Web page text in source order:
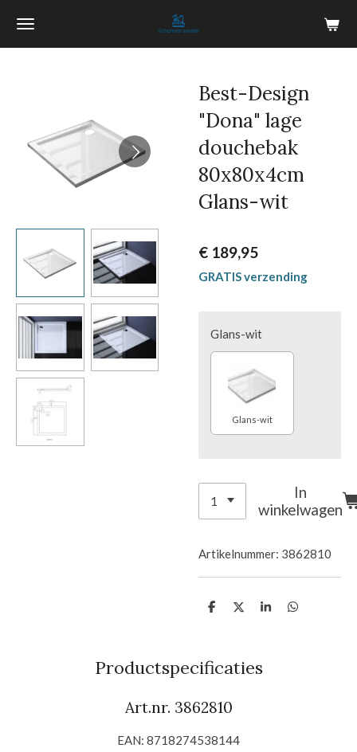
Ga
Best-Design
"Dona" lage
douchebak
80x80x4cm
Glans-wit
€ 189,95
GRATIS verzending
Glans-wit
Glans-wit
In
winkelwagen
Artikelnummer: 3862810
D
n
D
S
D
Productspecificaties
Art.nr. 3862810
EAN: 8718274538144